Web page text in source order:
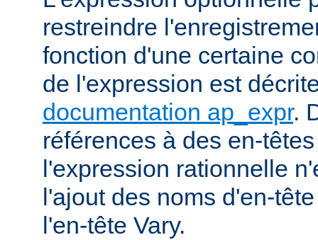
restreindre
fonction d'une certaine
de l'expression est
documentation ap_expr.
références à des en-
l'expression rationnelle
l'ajout des noms d'en-
l'en-tête Vary.